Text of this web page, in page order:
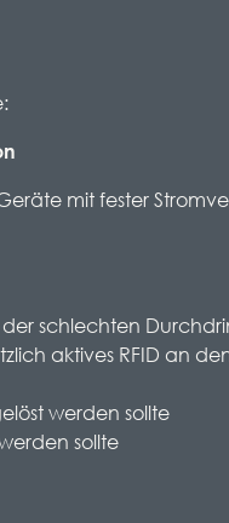
mit fester
schlechten
aktives RFID an
werden sollte
sollte